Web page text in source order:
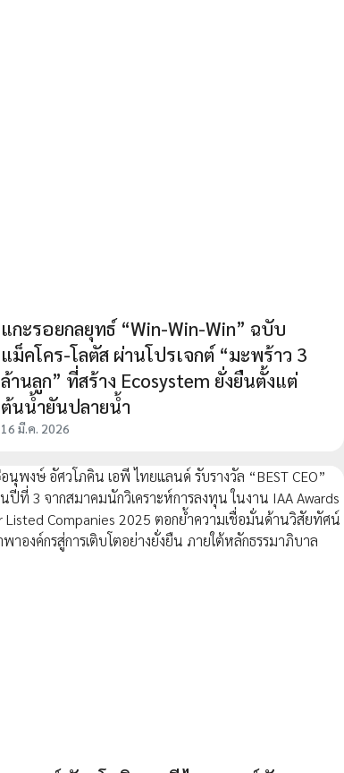
แกะรอยกลยุทธ์ “Win-Win-Win” ฉบับ
แม็คโคร-โลตัส ผ่านโปรเจกต์ “มะพร้าว 3
ล้านลูก” ที่สร้าง Ecosystem ยั่งยืนตั้งแต่
ต้นน้ำยันปลายน้ำ
16 มี.ค. 2026